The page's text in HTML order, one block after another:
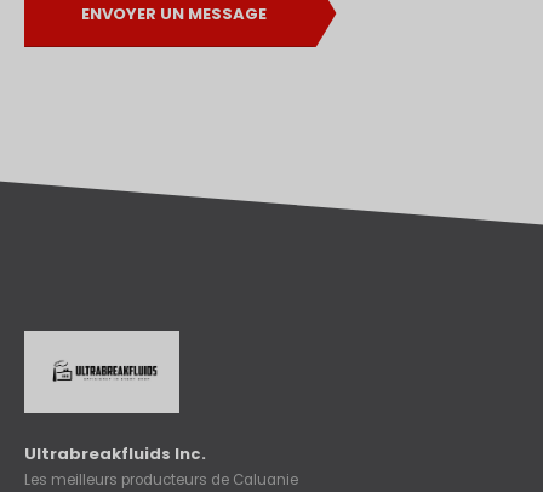
ENVOYER UN MESSAGE
Ultrabreakfluids Inc.
Les meilleurs producteurs de Caluanie